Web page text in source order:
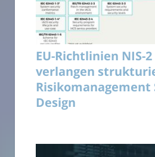
EU-Richtlinien NIS-2
verlangen
Risikomanagement
Design